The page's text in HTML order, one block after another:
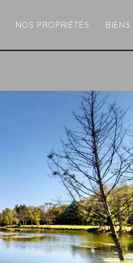
NOS PROPRIÉTÉS BIENS